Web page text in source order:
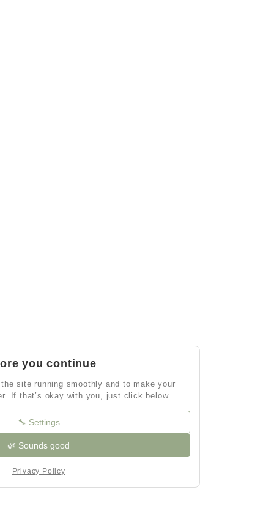
you continue
site running smoothly and to make your
If that’s okay with you, just click below.
🔧 Settings
🌿 Sounds good
Privacy Policy